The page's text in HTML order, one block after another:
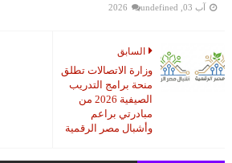
آب 03, 2026 undefined
السابق
وزارة الاتصالات تطلق
منحة برامج التدريب
الصيفية 2026 من
مبادرتي براعم
وأشبال مصر الرقمية